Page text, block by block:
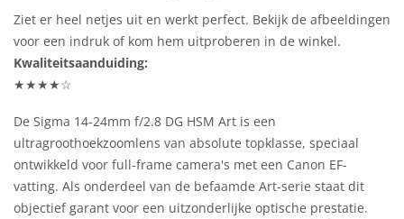
Ziet er heel netjes uit en werkt perfect. Bekijk de afbeeldingen
voor een indruk of kom hem uitproberen in de winkel.
Kwaliteitsaanduiding:
★★★★☆
De Sigma 14-24mm f/2.8 DG HSM Art is een
ultragroothoekzoomlens van absolute topklasse, speciaal
ontwikkeld voor full-frame camera's met een Canon EF-
vatting. Als onderdeel van de befaamde Art-serie staat dit
objectief garant voor een uitzonderlijke optische prestatie.